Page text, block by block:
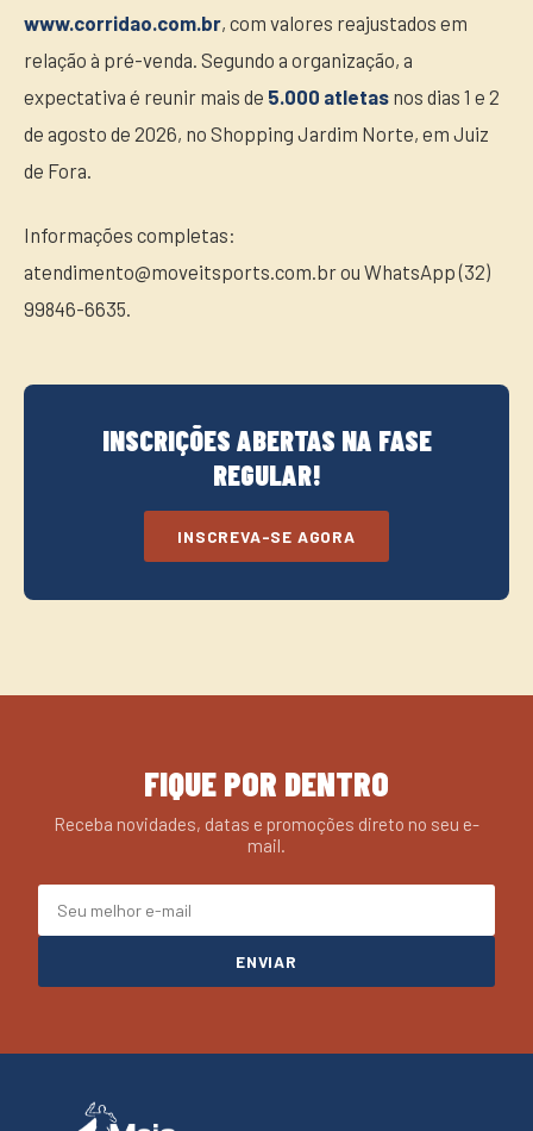
www.corridao.com.br, com valores reajustados em
relação à pré-venda. Segundo a organização, a
expectativa é reunir mais de 5.000 atletas nos dias 1 e 2
de agosto de 2026, no Shopping Jardim Norte, em Juiz
de Fora.
Informações completas:
atendimento@moveitsports.com.br ou WhatsApp (32)
99846-6635.
INSCRIÇÕES ABERTAS NA FASE
REGULAR!
INSCREVA-SE AGORA
FIQUE POR DENTRO
Receba novidades, datas e promoções direto no seu e-
mail.
ENVIAR